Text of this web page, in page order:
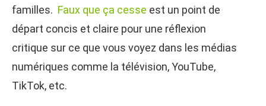
familles. Faux que ça cesse est un point de
départ concis et claire pour une réflexion
critique sur ce que vous voyez dans les médias
numériques comme la télévision, YouTube,
TikTok, etc.